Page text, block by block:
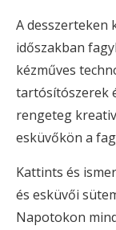
A desszerteken
időszakban
kézműves
tartósítószerek
rengeteg
esküvőkön a
Kattints és
és esküvői
Napotokon